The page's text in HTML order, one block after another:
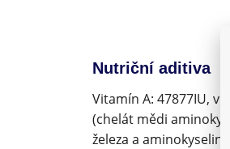
Nutriční aditiva
Vitamín A: 47877IU,
(chelát mědi
železa a aminokyselin